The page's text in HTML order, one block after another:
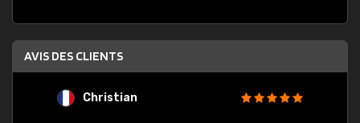
AVIS DES CLIENTS
Christian